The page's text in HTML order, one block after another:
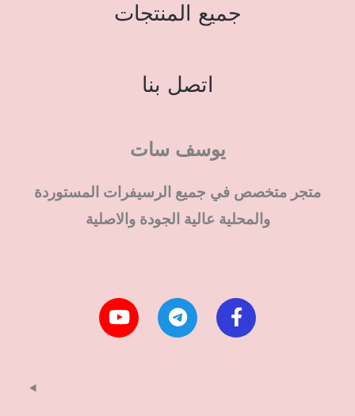
جميع المنتجات
اتصل بنا
يوسف سات
متجر متخصص في جميع الرسيفرات المستوردة
والمحلية عالية الجودة والاصلية